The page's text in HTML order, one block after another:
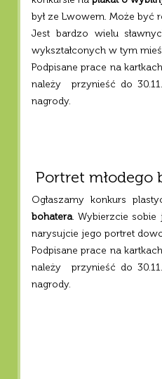
był ze Lwowem. Może być
Jest bardzo wielu
wykształconych w tym
Podpisane prace na
należy przynieść do
nagrody.
Portret młodego
Ogłaszamy konkurs
bohatera. Wybierzcie
narysujcie jego portret
Podpisane prace na
należy przynieść do
nagrody.